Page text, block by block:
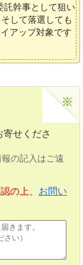
託幹事として狙い
そして落選しても
アップ対象です
せくださ
の記入はご遠
の上、 お問い